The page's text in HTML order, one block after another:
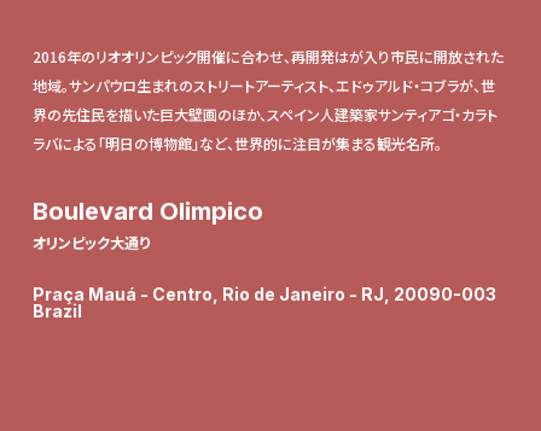
2016年のリオオリンピック開催に合わせ、再開発はが入り市民に開放された
地域。サンパウロ生まれのストリートアーティスト、エドゥアルド・コブラが、世
界の先住民を描いた巨大壁画のほか、スペイン人建築家サンティアゴ・カラト
ラバによる「明日の博物館」など、世界的に注目が集まる観光名所。
Boulevard Olimpico
オリンピック大通り
Praça Mauá - Centro, Rio de Janeiro - RJ, 20090-003
Brazil